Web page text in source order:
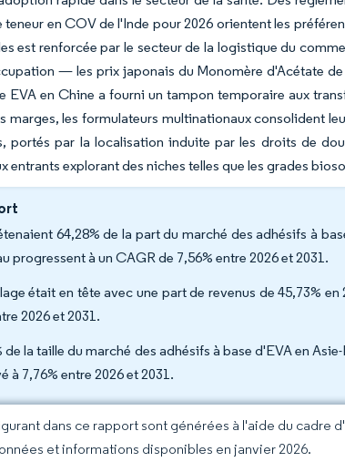
en COV de l'Inde pour 2026 orientent les
est renforcée par le secteur de la logistique du
— les prix japonais du Monomère d'Acétate
en Chine a fourni un tampon temporaire aux
marges, les formulateurs multinationaux consolident
portés par la localisation induite par les droits de
entrants explorant des niches telles que les grades
64,28% de la part du marché des adhésifs à
progressent à un CAGR de 7,56% entre 2026 et 2031.
était en tête avec une part de revenus de 45,73%
2026 et 2031.
la taille du marché des adhésifs à base d'EVA en
à 7,76% entre 2026 et 2031.
dans ce rapport sont générées à l'aide du cadre
et informations disponibles en janvier 2026.